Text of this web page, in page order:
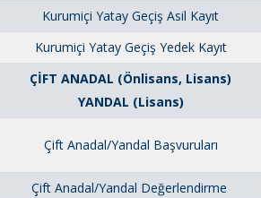
Kurumiçi Yatay Geçiş Asil Kayıt
Kurumiçi Yatay Geçiş Yedek Kayıt
ÇİFT ANADAL (Önlisans, Lisans)
YANDAL (Lisans)
Çift Anadal/Yandal Başvuruları
Çift Anadal/Yandal Değerlendirme